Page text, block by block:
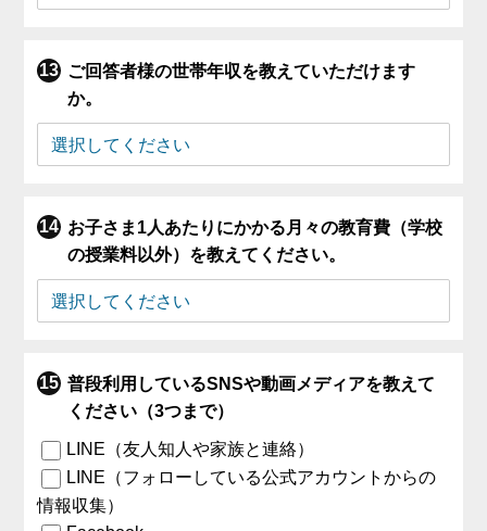
ご回答者様の世帯年収を教えていただけます
か。
お子さま1人あたりにかかる月々の教育費（学校
の授業料以外）を教えてください。
普段利用しているSNSや動画メディアを教えて
ください（3つまで）
LINE（友人知人や家族と連絡）
LINE（フォローしている公式アカウントからの
情報収集）